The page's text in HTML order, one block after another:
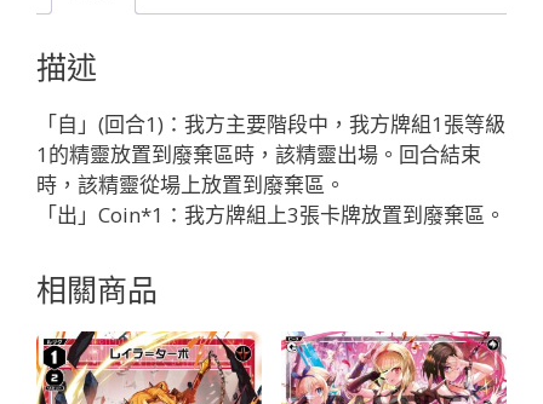
ー
ル
ド
ヴ
ォ
イ
ニ
「黑
精
奏
械：
描述
「自」(回合1)：我方主要階段中，我方牌組1張等級
1的精靈放置到廢棄區時，該精靈出場。回合結束
時，該精靈從場上放置到廢棄區。
「出」Coin*1：我方牌組上3張卡牌放置到廢棄區。
相關商品